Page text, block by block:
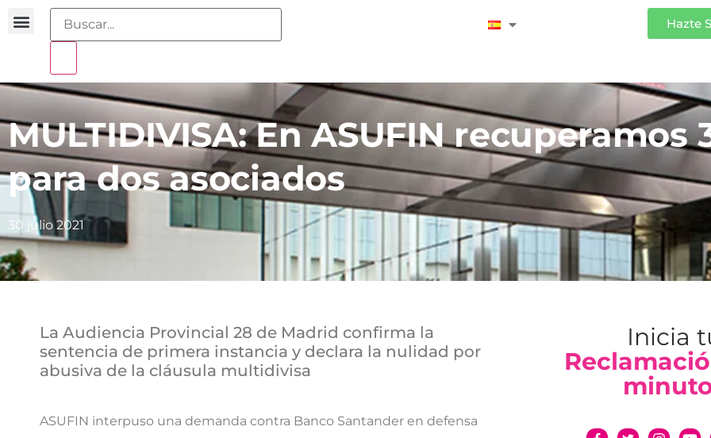
Hazte
MULTIDIVISA: En ASUFIN recuperamos
para dos asociados
30 julio 2021
La Audiencia Provincial 28 de Madrid confirma la
sentencia de primera instancia y declara la nulidad por
abusiva de la cláusula multidivisa
ASUFIN interpuso una demanda contra Banco Santander en defensa
Inicia